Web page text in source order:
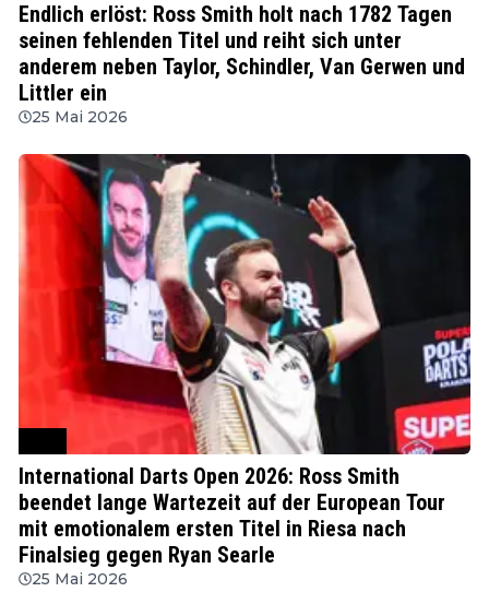
Endlich erlöst: Ross Smith holt nach 1782 Tagen
seinen fehlenden Titel und reiht sich unter
anderem neben Taylor, Schindler, Van Gerwen und
Littler ein
25 Mai 2026
International Darts Open 2026: Ross Smith
beendet lange Wartezeit auf der European Tour
mit emotionalem ersten Titel in Riesa nach
Finalsieg gegen Ryan Searle
25 Mai 2026